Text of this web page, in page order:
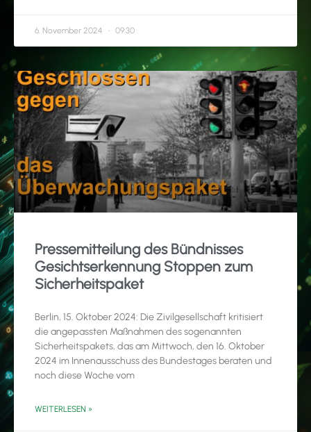
6. November 2024 09:30
Pressemitteilung des Bündnisses
Gesichtserkennung Stoppen zum
Sicherheitspaket
Berlin, 15. Oktober 2024: Die Zivilgesellschaft kritisiert
die angepassten Maßnahmen des sogenannten
Sicherheitspakets, das am Mittwoch, den 16. Oktober
2024 im Innenausschuss des Bundestages beraten und
noch diese Woche vom
WEITERLESEN »